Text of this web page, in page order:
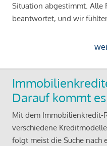
Situation abgestimmt. Alle
beantwortet, und wir
Darauf kommt
Mit dem Immobilienkredit-
verschiedene
folgt meist die Suche nach